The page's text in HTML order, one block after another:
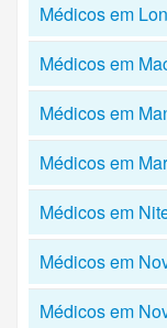
Médicos em
Médicos em
Médicos em
Médicos em
Médicos em
Médicos em
Médicos em